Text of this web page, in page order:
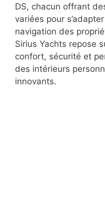
DS, chacun offrant
variées pour
navigation des
Sirius Yachts repose
confort, sécurité et
des intérieurs
innovants.